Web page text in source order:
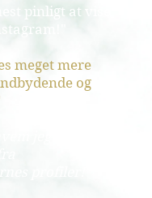
pinligt at vise
meget mere
og
profiler!"